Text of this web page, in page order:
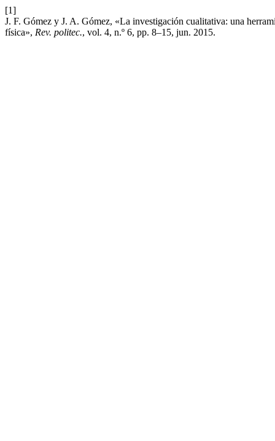
[1]
J. F. Gómez y J. A. Gómez, «La investigación cualitativa: una
física», Rev. politec., vol. 4, n.º 6, pp. 8–15, jun. 2015.